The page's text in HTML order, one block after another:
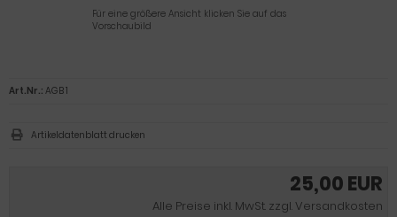
Für eine größere Ansicht klicken Sie auf das
Vorschaubild
25,00 EUR
Alle Preise inkl. MwSt. zzgl. Versandkosten
Art.Nr.: AGB 1
Artikeldatenblatt drucken